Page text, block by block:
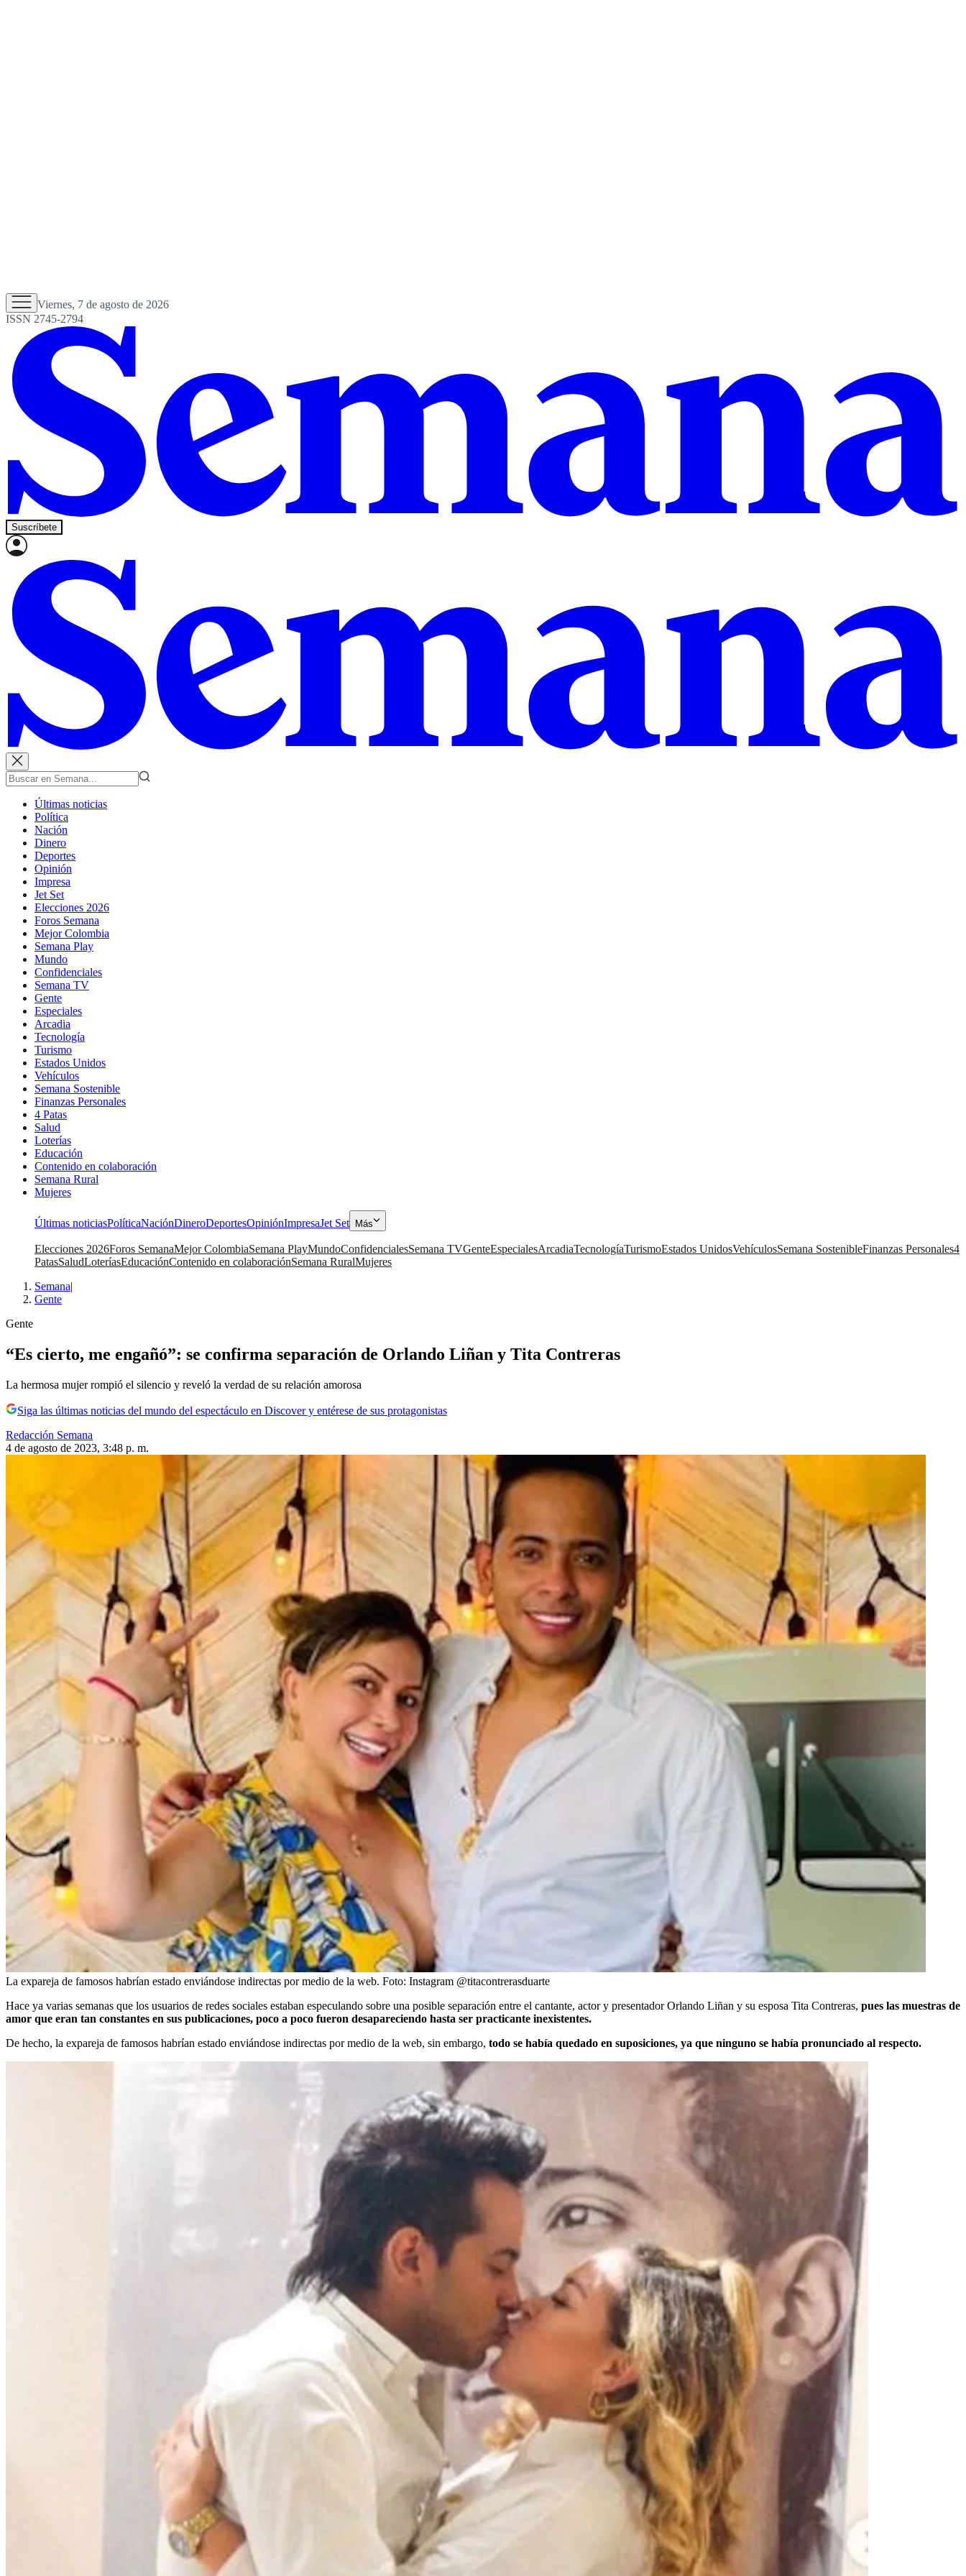
Viernes, 7 de agosto de 2026
ISSN 2745-2794
Suscríbete
Últimas noticias
Política
Nación
Dinero
Deportes
Opinión
Impresa
Jet Set
Elecciones 2026
Foros Semana
Mejor Colombia
Semana Play
Mundo
Confidenciales
Semana TV
Gente
Especiales
Arcadia
Tecnología
Turismo
Estados Unidos
Vehículos
Semana Sostenible
Finanzas Personales
4 Patas
Salud
Loterías
Educación
Contenido en colaboración
Semana Rural
Mujeres
Últimas noticiasPolíticaNaciónDineroDeportesOpiniónImpresaJet Set Más
Elecciones 2026Foros SemanaMejor ColombiaSemana PlayMundoConfidencialesSemana TVGenteEspecialesArcadiaTecnologíaTurismoEstados UnidosVehículosSemana SostenibleFinanzas Personales4
PatasSaludLoteríasEducaciónContenido en colaboraciónSemana RuralMujeres
Semana|
Gente
Gente
“Es cierto, me engañó”: se confirma separación de Orlando Liñan y Tita Contreras
La hermosa mujer rompió el silencio y reveló la verdad de su relación amorosa
Siga las últimas noticias del mundo del espectáculo en Discover y entérese de sus protagonistas
Redacción Semana
4 de agosto de 2023, 3:48 p. m.
La expareja de famosos habrían estado enviándose indirectas por medio de la web. Foto: Instagram @titacontrerasduarte
Hace ya varias semanas que los usuarios de redes sociales estaban especulando sobre una posible separación entre el cantante, actor y presentador Orlando Liñan y su esposa Tita Contreras, pues las muestras de
amor que eran tan constantes en sus publicaciones, poco a poco fueron desapareciendo hasta ser practicante inexistentes.
De hecho, la expareja de famosos habrían estado enviándose indirectas por medio de la web, sin embargo, todo se había quedado en suposiciones, ya que ninguno se había pronunciado al respecto.